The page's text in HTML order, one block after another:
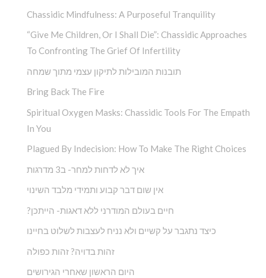
Chassidic Mindfulness: A Purposeful Tranquility
“Give Me Children, Or I Shall Die”: Chassidic Approaches
To Confronting The Grief Of Infertility
תובנות המובילות לתיקון עצמי מתוך שמחה
Bring Back The Fire
Spiritual Oxygen Masks: Chassidic Tools For The Empath
In You
Plagued By Indecision: How To Make The Right Choices
איך לא לדחות למחר- ב3 מדרגות
אין שום דבר קבוע ותמידי מלבד השינוי
?חיים בעולם המודרני ללא דאגות- הייתכן
כיצד נתגבר על קשיים ולא נניח לעצבות לשלוט בחיינו
זהות בדויה? זהות כפולה
היום הראשון שאחרי הגירושים